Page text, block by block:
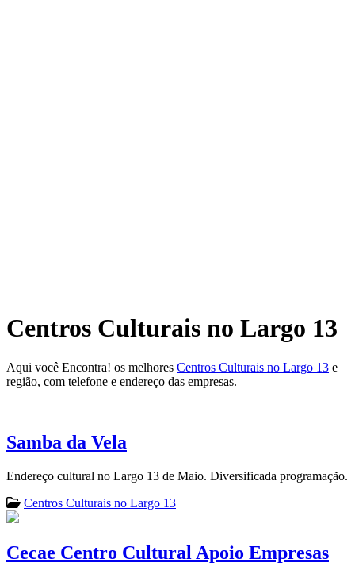
Centros Culturais no Largo 13
Aqui você Encontra! os melhores Centros Culturais no Largo 13 e
região, com telefone e endereço das empresas.
Samba da Vela
Endereço cultural no Largo 13 de Maio. Diversificada programação.
Centros Culturais no Largo 13
Cecae Centro Cultural Apoio Empresas